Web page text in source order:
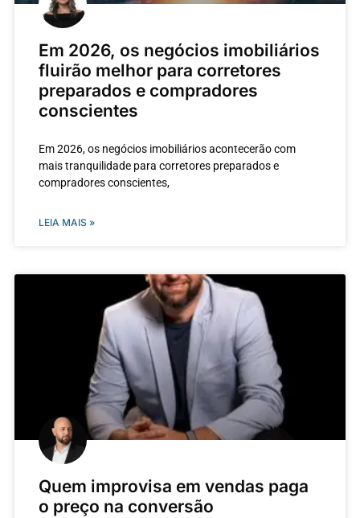
Em 2026, os negócios imobiliários
fluirão melhor para corretores
preparados e compradores
conscientes
Em 2026, os negócios imobiliários acontecerão com
mais tranquilidade para corretores preparados e
compradores conscientes,
LEIA MAIS »
Quem improvisa em vendas paga
o preço na conversão